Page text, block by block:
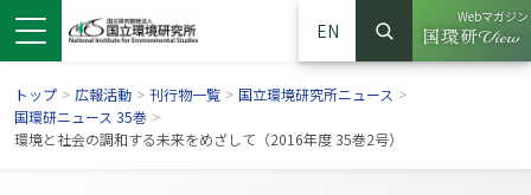
EN
サイト内検索
検索
Webマガジン
（別ウイ
トップ > 広報活動 > 刊行物一覧 > 国立環境研究所ニュース >
国環研ニュース 35巻 >
環境と社会の調和する未来をめざして（2016年度 35巻2号）